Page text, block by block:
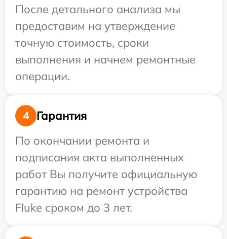
После детального анализа мы
предоставим на утверждение
точную стоимость, сроки
выполнения и начнем ремонтные
операции.
4
Гарантия
По окончании ремонта и
подписания акта выполненных
работ Вы получите официальную
гарантию на ремонт устройства
Fluke сроком до 3 лет.